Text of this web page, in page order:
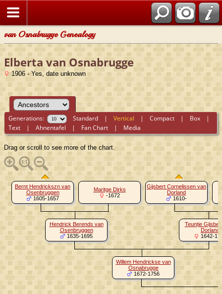
van Osnabrugge Genealogy
Elberta van Osnabrugge
1906 - Yes, date unknown
Generations: Standard |Vertical |Compact | Box |
Text |Ahnentafel | Fan Chart | Media
Drag or scroll to see more of the chart.
Bernt Hendrickszn van
Osenbruggen
1605-1657
Maritge Dirks
-1672
Gijsbert Cornelissen van
Dorland
1610-
Hendrick Berends van
Osenbruggen
1635-1695
Teuntje
Dorland
1642-
Willem Hendrickse van
Osnabrugge
1672-1756